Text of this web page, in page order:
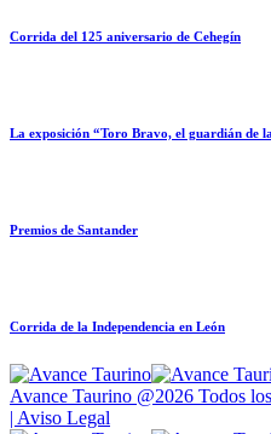
Corrida del 125 aniversario de Cehegín
La exposición “Toro Bravo, el guardián de
Premios de Santander
Corrida de la Independencia en León
Avance Taurino @2026 Todos
| Aviso Legal